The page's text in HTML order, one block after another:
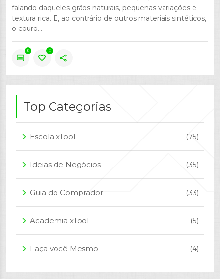
falando daqueles grãos naturais, pequenas variações e
textura rica. E, ao contrário de outros materiais sintéticos,
o couro...
comment
0
favorite
0
share
Top Categorias
arrow_forward_ios Escola xTool (75)
arrow_forward_ios Ideias de Negócios (35)
arrow_forward_ios Guia do Comprador (33)
arrow_forward_ios Academia xTool (5)
arrow_forward_ios Faça você Mesmo (4)